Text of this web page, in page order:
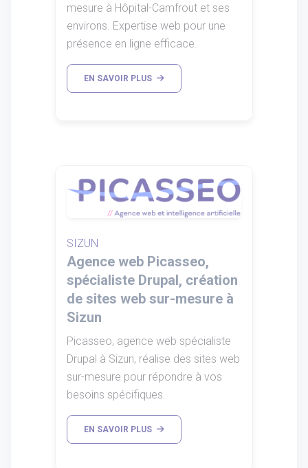
mesure à Hôpital-Camfrout et ses
environs. Expertise web pour une
présence en ligne efficace.
EN SAVOIR PLUS
SIZUN
Agence web Picasseo,
spécialiste Drupal, création
de sites web sur-mesure à
Sizun
Picasseo, agence web spécialiste
Drupal à Sizun, réalise des sites web
sur-mesure pour répondre à vos
besoins spécifiques.
EN SAVOIR PLUS